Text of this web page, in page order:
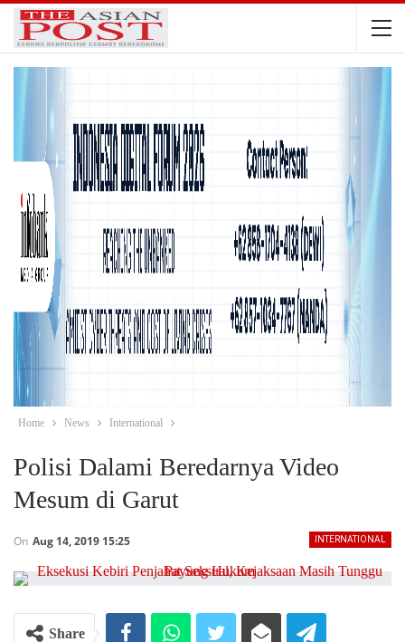
Home News International
Polisi Dalami Beredarnya Video
Mesum di Garut
INTERNATIONAL
On Aug 14, 2019 15:25
Share